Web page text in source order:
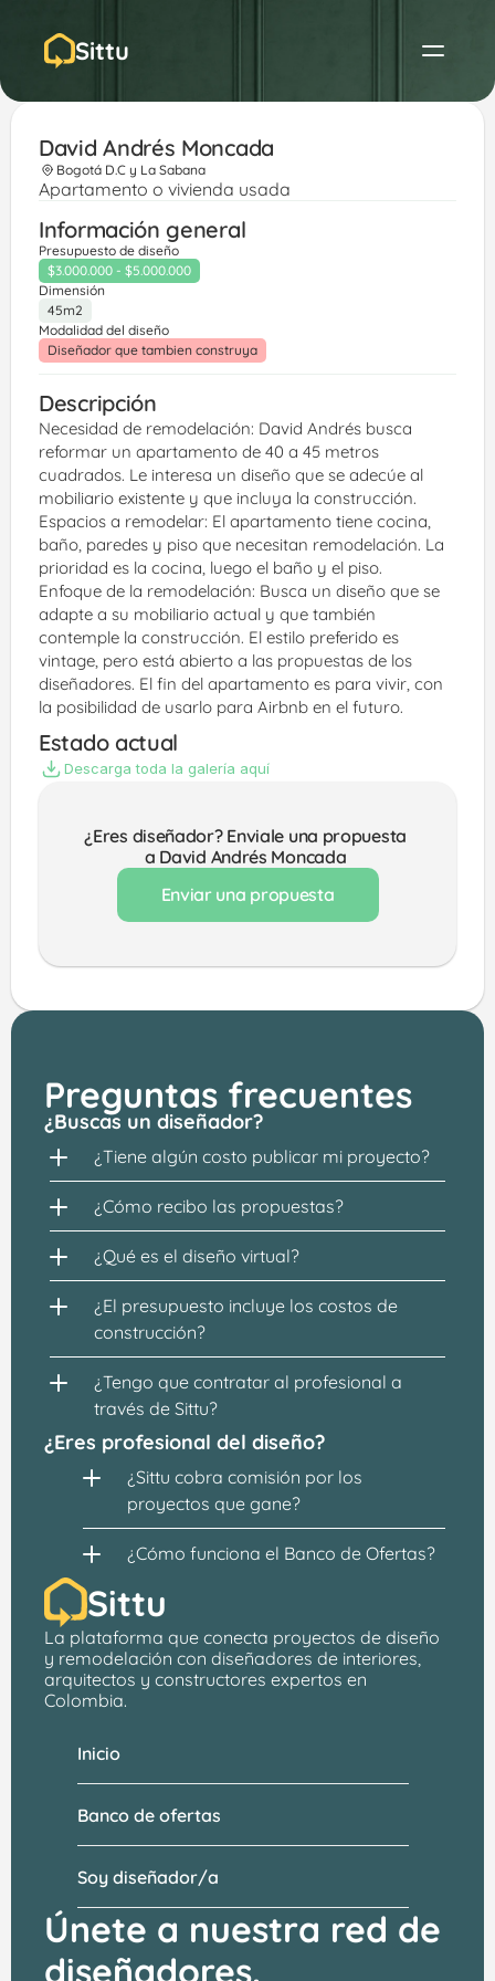
Sittu
David Andrés Moncada
Bogotá D.C y La Sabana
Apartamento o vivienda usada
Información general
Presupuesto de diseño
$3.000.000 - $5.000.000
Dimensión
45m2
Modalidad del diseño
Diseñador que tambien construya
Descripción
Necesidad de remodelación: David Andrés busca
reformar un apartamento de 40 a 45 metros
cuadrados. Le interesa un diseño que se adecúe al
mobiliario existente y que incluya la construcción.
Espacios a remodelar: El apartamento tiene cocina,
baño, paredes y piso que necesitan remodelación. La
prioridad es la cocina, luego el baño y el piso.
Enfoque de la remodelación: Busca un diseño que se
adapte a su mobiliario actual y que también
contemple la construcción. El estilo preferido es
vintage, pero está abierto a las propuestas de los
diseñadores. El fin del apartamento es para vivir, con
la posibilidad de usarlo para Airbnb en el futuro.
Estado actual
Descarga toda la galería aquí
¿Eres diseñador? Enviale una propuesta
a David Andrés Moncada
Enviar una propuesta
Preguntas frecuentes
¿Buscas un diseñador?
¿Tiene algún costo publicar mi proyecto?
¿Cómo recibo las propuestas?
¿Qué es el diseño virtual?
¿El presupuesto incluye los costos de
construcción?
¿Tengo que contratar al profesional a
través de Sittu?
¿Eres profesional del diseño?
¿Sittu cobra comisión por los
proyectos que gane?
¿Cómo funciona el Banco de Ofertas?
Sittu
La plataforma que conecta proyectos de diseño
y remodelación con diseñadores de interiores,
arquitectos y constructores expertos en
Colombia.
Banco de ofertas
Soy diseñador/a
Inicio
Únete a nuestra red de
diseñadores.